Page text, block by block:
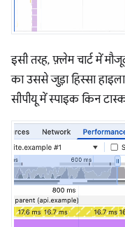
इसी तरह, फ़्लेम चार्ट में
का उससे जुड़ा हिस्सा
सीपीयू में स्पाइक किन